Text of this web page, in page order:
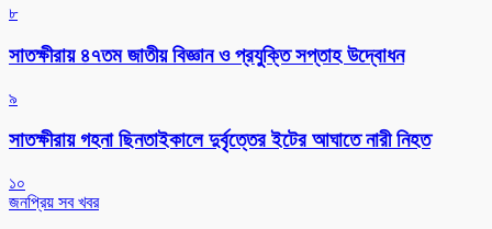
৮
সাতক্ষীরায় ৪৭তম জাতীয় বিজ্ঞান ও প্রযুক্তি সপ্তাহ উদ্বোধন
৯
সাতক্ষীরায় গহনা ছিনতাইকালে দুর্বৃত্তের ইটের আঘাতে নারী নিহত
১০
জনপ্রিয় সব খবর